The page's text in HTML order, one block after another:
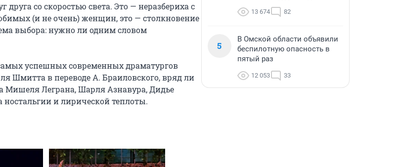
со скоростью света. Это — неразбериха с
(и не очень) женщин, это — столкновение
выбора: нужно ли одним словом
успешных современных драматургов
Шмитта в переводе А. Браиловского, вряд ли
Мишеля Леграна, Шарля Азнавура, Дидье
и лирической теплоты.
13 674 82
5
В Омской области объявили
беспилотную опасность в
пятый раз
12 053 33